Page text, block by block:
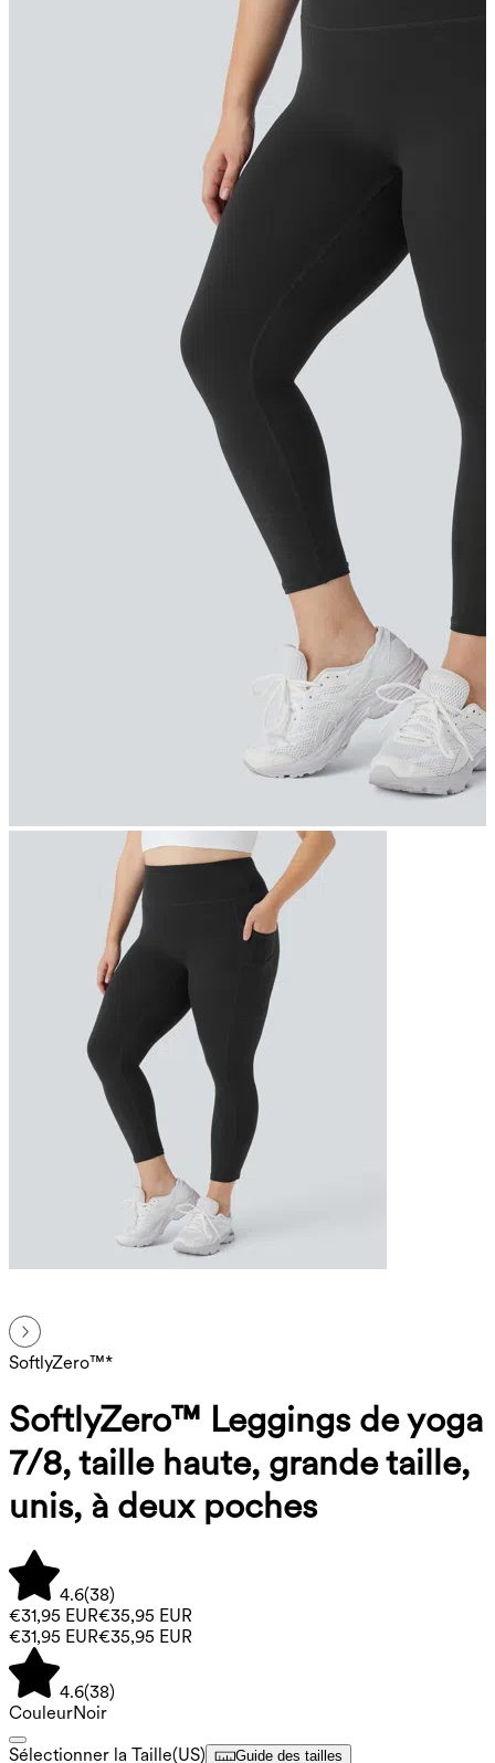
SoftlyZero™*
SoftlyZero™ Leggings de yoga
7/8, taille haute, grande taille,
unis, à deux poches
4.6(38)
€31,95 EUR€35,95 EUR
€31,95 EUR€35,95 EUR
4.6(38)
CouleurNoir
Sélectionner la Taille(US) Guide des tailles